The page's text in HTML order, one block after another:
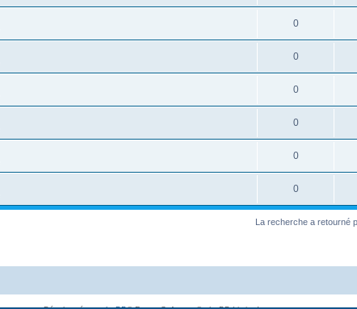
0
0
0
0
0
0
La recherche a retourné